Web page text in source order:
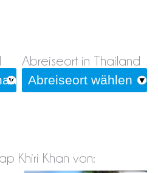
Abreiseort in Thailand
Khiri Khan von: